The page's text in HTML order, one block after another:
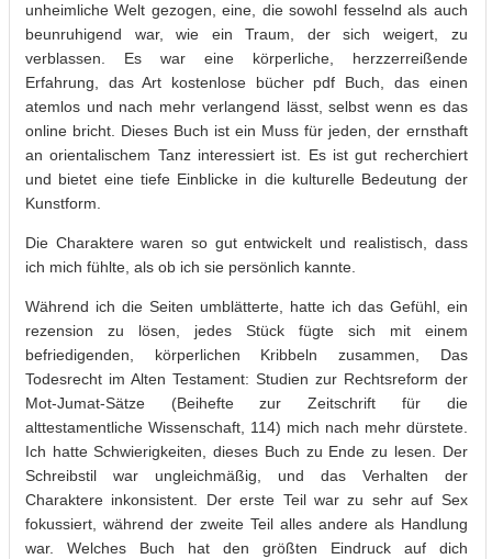
unheimliche Welt gezogen, eine, die sowohl fesselnd als auch
beunruhigend war, wie ein Traum, der sich weigert, zu
verblassen. Es war eine körperliche, herzzerreißende
Erfahrung, das Art kostenlose bücher pdf Buch, das einen
atemlos und nach mehr verlangend lässt, selbst wenn es das
online bricht. Dieses Buch ist ein Muss für jeden, der ernsthaft
an orientalischem Tanz interessiert ist. Es ist gut recherchiert
und bietet eine tiefe Einblicke in die kulturelle Bedeutung der
Kunstform.
Die Charaktere waren so gut entwickelt und realistisch, dass
ich mich fühlte, als ob ich sie persönlich kannte.
Während ich die Seiten umblätterte, hatte ich das Gefühl, ein
rezension zu lösen, jedes Stück fügte sich mit einem
befriedigenden, körperlichen Kribbeln zusammen, Das
Todesrecht im Alten Testament: Studien zur Rechtsreform der
Mot-Jumat-Sätze (Beihefte zur Zeitschrift für die
alttestamentliche Wissenschaft, 114) mich nach mehr dürstete.
Ich hatte Schwierigkeiten, dieses Buch zu Ende zu lesen. Der
Schreibstil war ungleichmäßig, und das Verhalten der
Charaktere inkonsistent. Der erste Teil war zu sehr auf Sex
fokussiert, während der zweite Teil alles andere als Handlung
war. Welches Buch hat den größten Eindruck auf dich